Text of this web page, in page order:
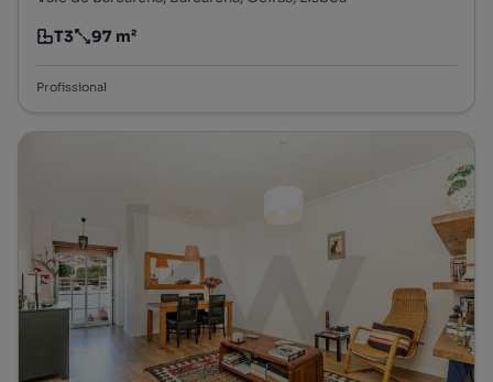
Tipologia
T3
Preço por metro quadrado
97 m²
Profissional